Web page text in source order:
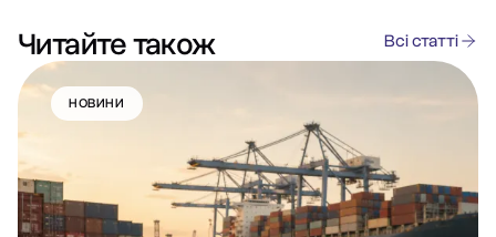
Читайте також Всі статті
НОВИНИ